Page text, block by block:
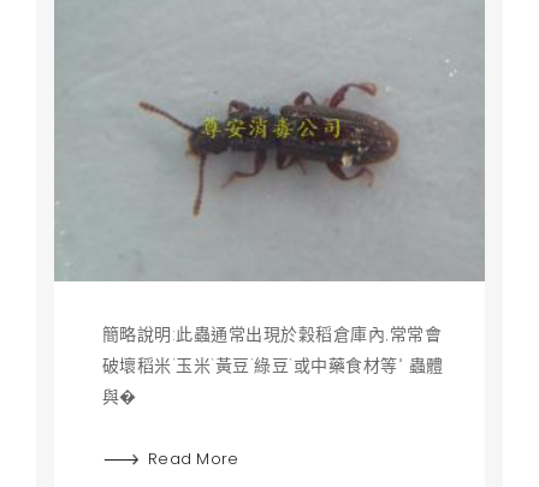
簡略說明:此蟲通常出現於穀稻倉庫內,常常會
破壞稻米`玉米`黃豆`綠豆`或中藥食材等° 蟲體
與�
Read More